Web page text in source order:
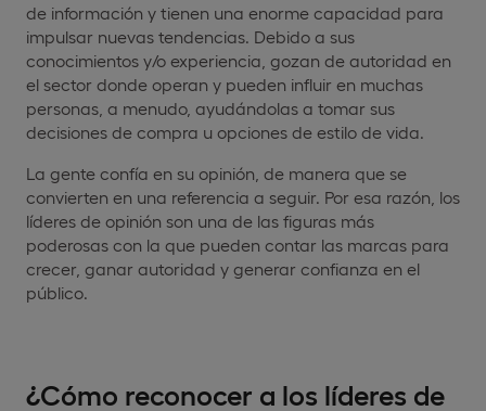
de información y tienen una enorme capacidad para
impulsar nuevas tendencias. Debido a sus
conocimientos y/o experiencia, gozan de autoridad en
el sector donde operan y pueden influir en muchas
personas, a menudo, ayudándolas a tomar sus
decisiones de compra u opciones de estilo de vida.
La gente confía en su opinión, de manera que se
convierten en una referencia a seguir. Por esa razón, los
líderes de opinión son una de las figuras más
poderosas con la que pueden contar las marcas para
crecer, ganar autoridad y generar confianza en el
público.
¿Cómo reconocer a los líderes de